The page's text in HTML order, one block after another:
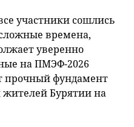
участники сошлись
времена,
уверенно
на ПМЭФ-2026
прочный фундамент
жителей Бурятии на